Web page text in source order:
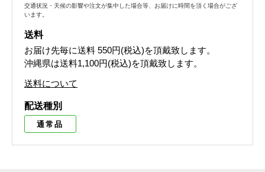
交通状況・天候の影響や注文が集中した場合等、お届けに時間を頂く場合がござ
います。
送料
お届け先毎に送料 550円(税込)を頂戴致します。
沖縄県は送料1,100円(税込)を頂戴致します。
送料について
配送種別
通常品